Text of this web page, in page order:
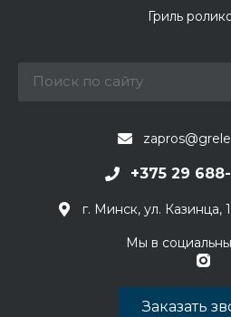
Гриль
+375 29
г. Минск, ул. Казинца,
Мы в
Заказать